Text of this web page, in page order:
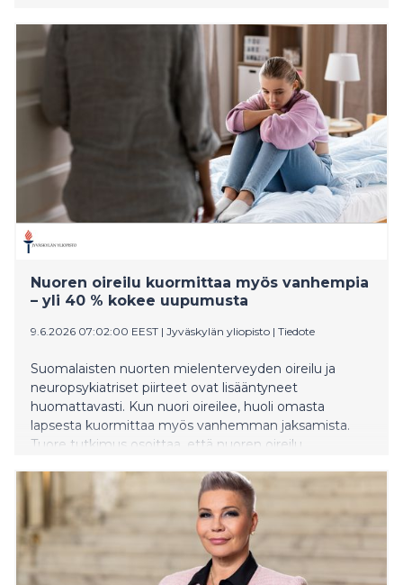
Nuoren oireilu kuormittaa myös vanhempia
– yli 40 % kokee uupumusta
9.6.2026 07:02:00 EEST | Jyväskylän yliopisto | Tiedote
Suomalaisten nuorten mielenterveyden oireilu ja
neuropsykiatriset piirteet ovat lisääntyneet
huomattavasti. Kun nuori oireilee, huoli omasta
lapsesta kuormittaa myös vanhemman jaksamista.
Tuore tutkimus osoittaa, että nuoren oireilu
joista yli 40 prosenttia kokee vanhemmuuden
uupumusta. Tutkimus nostaa esiin vanhempien tuen
tarpeet ja toiveet sekä sosiaali- ja terveydenhuollon
ammattilaisille että päättäjille.